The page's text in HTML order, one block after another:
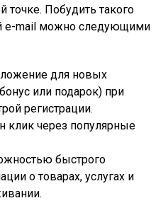
точке. Побудить такого
e-mail можно следующими
для новых
или подарок) при
регистрации.
клик через популярные
быстрого
о товарах, услугах и